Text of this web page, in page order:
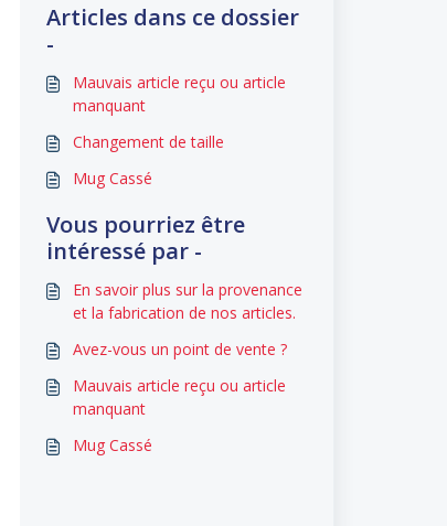
Articles dans ce dossier
-
Mauvais article reçu ou article
manquant
Changement de taille
Mug Cassé
Vous pourriez être
intéressé par -
En savoir plus sur la provenance
et la fabrication de nos articles.
Avez-vous un point de vente ?
Mauvais article reçu ou article
manquant
Mug Cassé